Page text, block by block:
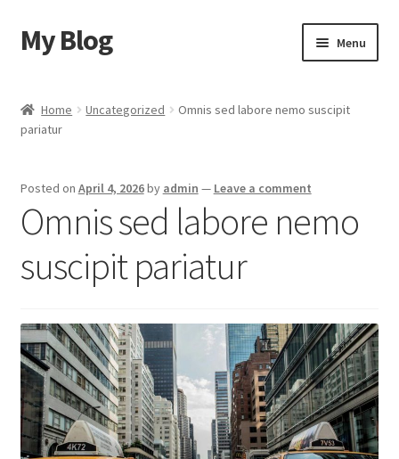
Skip
to
Skip
to
My Blog Menu
Cart
Checkout
My account
Sample Page
Shop
Home Uncategorized
Omnis sed labore nemo suscipit
pariatur
Posted on April 4, 2026by admin — Leave a comment
Omnis sed labore nemo
suscipit pariatur